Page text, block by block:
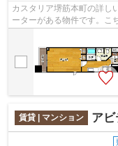
カスタリア堺筋本町の詳し
ーターがある物件です。こ
メイト梅田ＨＥＰ前店 住
賃貸 | マンション ア